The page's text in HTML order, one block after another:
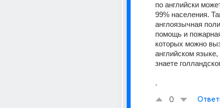
по английски
99% населения.
англоязычная
помощь и
которых можно
английском
знаете
.
0